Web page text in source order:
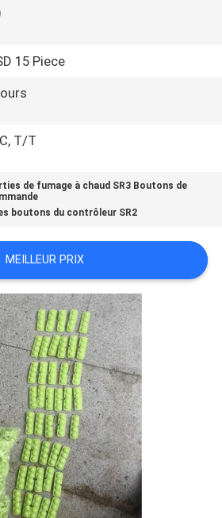
15 Piece
T/T
de fumage à chaud SR3 Boutons de
boutons du contrôleur SR2
MEILLEUR PRIX